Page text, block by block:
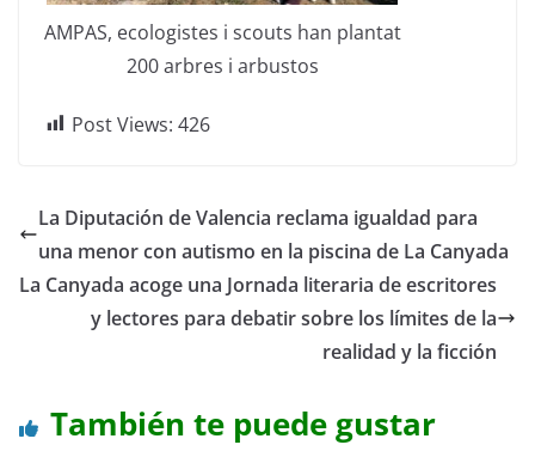
AMPAS, ecologistes i scouts han plantat
200 arbres i arbustos
Post Views: 426
La Diputación de Valencia reclama igualdad para
una menor con autismo en la piscina de La Canyada
La Canyada acoge una Jornada literaria de escritores
y lectores para debatir sobre los límites de la
realidad y la ficción
También te puede gustar